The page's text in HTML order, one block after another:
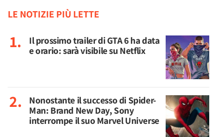
LE NOTIZIE PIÙ LETTE
Il prossimo trailer di GTA 6 ha data
e orario: sarà visibile su Netflix
Nonostante il successo di Spider-
Man: Brand New Day, Sony
interrompe il suo Marvel Universe